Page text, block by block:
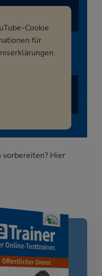
Cookie
für
vorbereiten? Hier